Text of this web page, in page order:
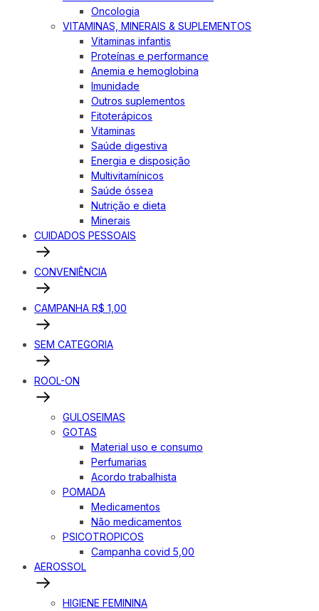
Oncologia
VITAMINAS, MINERAIS & SUPLEMENTOS
Vitaminas infantis
Proteínas e performance
Anemia e hemoglobina
Imunidade
Outros suplementos
Fitoterápicos
Vitaminas
Saúde digestiva
Energia e disposição
Multivitamínicos
Saúde óssea
Nutrição e dieta
Minerais
CUIDADOS PESSOAIS
CONVENIÊNCIA
CAMPANHA R$ 1,00
SEM CATEGORIA
ROOL-ON
GULOSEIMAS
GOTAS
Material uso e consumo
Perfumarias
Acordo trabalhista
POMADA
Medicamentos
Não medicamentos
PSICOTROPICOS
Campanha covid 5,00
AEROSSOL
HIGIENE FEMININA